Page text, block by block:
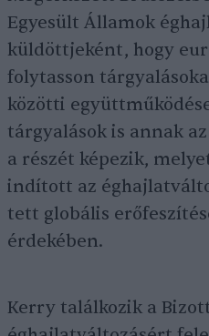
Egyesült Államok
küldöttjeként, hogy
folytasson
közötti
tárgyalások is annak
a részét képezik,
indított az
tett globális
érdekében.
Kerry találkozik a